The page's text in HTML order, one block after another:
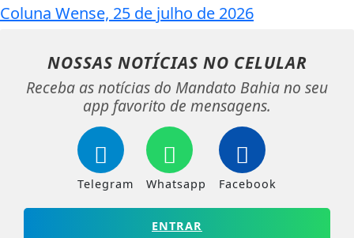
Coluna Wense, 25 de julho de 2026
NOSSAS NOTÍCIAS NO CELULAR
Receba as notícias do Mandato Bahia no seu
app favorito de mensagens.
Telegram Whatsapp Facebook
ENTRAR